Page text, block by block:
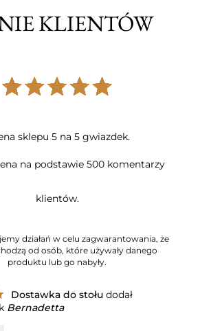
KLIENTÓW
sklepu 5 na 5 gwiazdek.
na podstawie 500 komentarzy
klientów.
działań w celu zagwarantowania, że
od osób, które używały danego
produktu lub go nabyły.
Dostawka do stołudodał
Bernadetta